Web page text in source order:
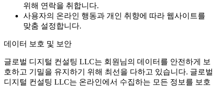
위해 연락을 취합니다.
사용자의 온라인 행동과 개인 취향에 따라 웹사이트를
맞춤 설정합니다.
데이터 보호 및 보안
글로벌 디지털 컨설팅 LLC는 회원님의 데이터를 안전하게 보
호하고 기밀을 유지하기 위해 최선을 다하고 있습니다. 글로벌
디지털 컨설팅 LLC는 온라인에서 수집하는 모든 정보를 보호